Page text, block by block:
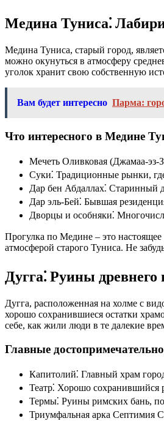
Медина Туниса⁚
Медина Туниса, старый город,
можно окунуться в атмосферу
уголок хранит свою собственную
Вам будет интересно Парма:
Что интересного в Медине
Мечеть Оливковая (Джамаа-эз-
Суки⁚ Традиционные рынки,
Дар бен Абдаллах⁚ Старинный
Дар эль-Бей⁚ Бывшая
Дворцы и особняки⁚
Прогулка по Медине – это
атмосферой старого Туниса. Не
Дугга⁚ Руины древнего
Дугга, расположенная на холме с
хорошо сохранившиеся остатки
себе, как жили люди в те далекие
Главные
Капитолий⁚ Главный храм
Театр⁚ Хорошо сохранившийся
Термы⁚ Руины римских бань,
Триумфальная арка Септимия